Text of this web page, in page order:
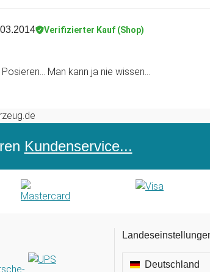
Verifizierter Kauf (Shop)
Man kann ja nie wissen...
Kundenservice...
Deutschland